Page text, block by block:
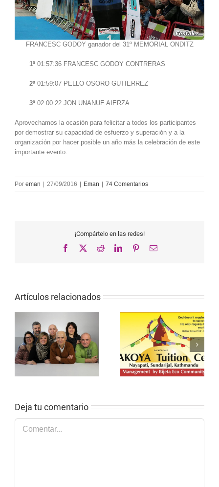
FRANCESC GODOY ganador del 31º MEMORIAL ONDITZ
1º 01:57:36 FRANCESC GODOY CONTRERAS
2º 01:59:07 PELLO OSORO GUTIERREZ
3º 02:00:22 JON UNANUE AIERZA
Aprovechamos la ocasión para felicitar a todos los participantes
por demostrar su capacidad de esfuerzo y superación y a la
organización por hacer posible un año más la celebración de este
importante evento.
Por eman | 27/09/2016 | Eman | 74 Comentarios
¡Compártelo en las redes!
Facebook RedditLinkedInPinterestCorreo
Artículos relacionados
Deja tu comentario
Comentar